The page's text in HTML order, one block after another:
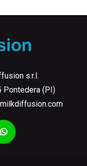
s.r.l.
Pontedera (PI)